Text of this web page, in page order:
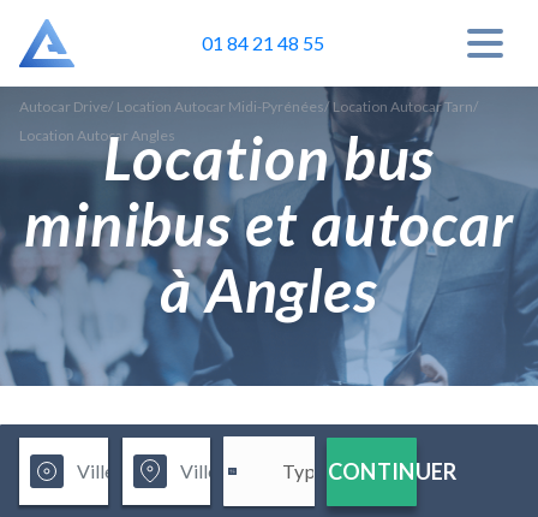
01 84 21 48 55
Autocar Drive/ Location Autocar Midi-Pyrénées/ Location Autocar Tarn/
Location Autocar AnglesLocation bus
minibus et autocar
à Angles
CONTINUER